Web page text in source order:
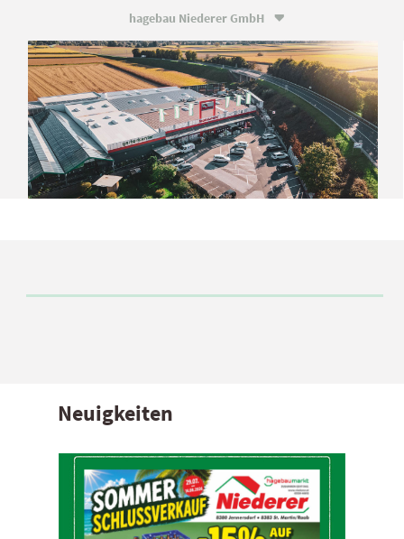
hagebau Niederer GmbH 
Neuigkeiten